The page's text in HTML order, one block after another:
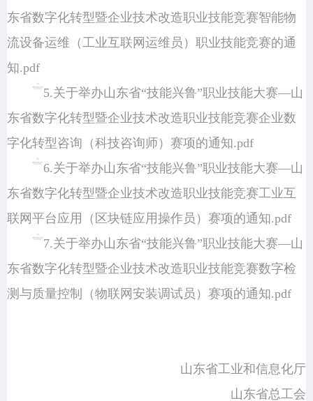
东省数字化转型暨企业技术改造职业技能竞赛智能物
流设备运维（工业互联网运维员）职业技能竞赛的通
知.pdf
5.关于举办山东省“技能兴鲁”职业技能大赛—山
东省数字化转型暨企业技术改造职业技能竞赛企业数
字化转型咨询（科技咨询师）赛项的通知.pdf
6.关于举办山东省“技能兴鲁”职业技能大赛—山
东省数字化转型暨企业技术改造职业技能竞赛工业互
联网平台应用（区块链应用操作员）赛项的通知.pdf
7.关于举办山东省“技能兴鲁”职业技能大赛—山
东省数字化转型暨企业技术改造职业技能竞赛数字检
测与质量控制（物联网安装调试员）赛项的通知.pdf
山东省工业和信息化厅
山东省总工会